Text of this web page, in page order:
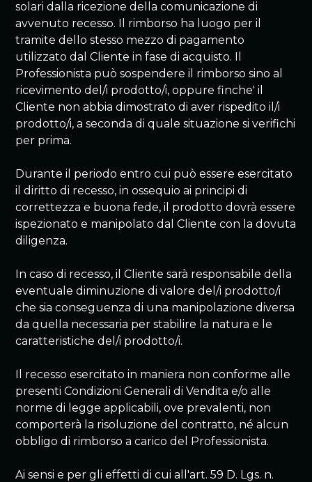
solari dalla ricezione della comunicazione di
avvenuto recesso. Il rimborso ha luogo per il
tramite dello stesso mezzo di pagamento
utilizzato dal Cliente in fase di acquisto. Il
Professionista può sospendere il rimborso sino al
ricevimento del/i prodotto/i, oppure finche' il
Cliente non abbia dimostrato di aver rispedito il/i
prodotto/i, a seconda di quale situazione si verifichi
per prima.
Durante il periodo entro cui può essere esercitato
il diritto di recesso, in ossequio ai principi di
correttezza e buona fede, il prodotto dovrà essere
ispezionato e manipolato dal Cliente con la dovuta
diligenza.
In caso di recesso, il Cliente sarà responsabile della
eventuale diminuzione di valore del/i prodotto/i
che sia conseguenza di una manipolazione diversa
da quella necessaria per stabilire la natura e le
caratteristiche del/i prodotto/i.
Il recesso esercitato in maniera non conforme alle
presenti Condizioni Generali di Vendita e/o alle
norme di legge applicabili, ove prevalenti, non
comporterà la risoluzione del contratto, né alcun
obbligo di rimborso a carico del Professionista.
Ai sensi e per gli effetti di cui all'art. 59 D. Lgs. n.